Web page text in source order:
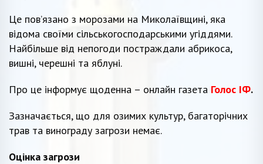
Це повʼязано з морозами на Миколаївщині, яка
відома своїми сільськогосподарськими угіддями.
Найбільше від непогоди постраждали абрикоса,
вишні, черешні та яблуні.
Про це інформує щоденна – онлайн газета Голос ІФ.
Зазначається, що для озимих культур, багаторічних
трав та винограду загрози немає.
Оцінка загрози